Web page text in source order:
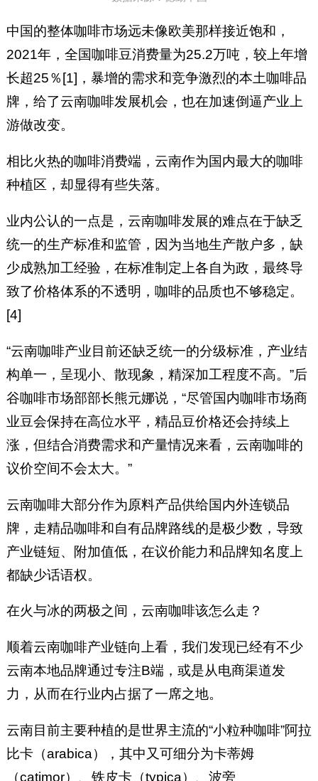
中国的整体咖啡市场远未像欧美那样接近饱和，
2021年，全国咖啡豆消费量为25.2万吨，较上年增
长超25％[1]，暴增的需求和竞争激烈的本土咖啡品
牌，给了云南咖啡发展机会，也在加速倒逼产业上
游做改变。
相比火热的咖啡消费端，云南作为国内最大的咖啡
种植区，却显得有些失落。
业内公认的一点是，云南咖啡发展的难点在于缺乏
统一的生产标准和监管，因为当地生产散户多，缺
少成熟加工经验，在标准制定上各自为政，最终导
致了价格体系的不透明，咖啡的品质也不够稳定。
[4]
“云南咖啡产业目前还缺乏统一的分级标准，产业结
构单一，呈现小、散现象，精深加工程度不高。”后
谷咖啡市场部部长熊元娜说，“尽管国内咖啡市场商
业豆会保持在高位水平，精品豆价格还会持续上
涨，但结合消费需求和产量情况来看，云南咖啡的
议价空间不会太大。”
云南咖啡大部分作为原料产品供给国内外连锁品
牌，走精品咖啡和自有品牌路线的是极少数，导致
产业链短、附加值低，在议价能力和品牌知名度上
都缺少话语权。
在火与冰的两极之间，云南咖啡该怎么走？
顺着云南咖啡产业链向上看，我们发现已经有不少
云南本地品牌通过专注B端，或是从电商渠道发
力，从而在行业内占据了一席之地。
云南目前主要种植的是世界主流的“小粒种咖啡”阿拉
比卡（arabica），其中又可细分为卡蒂姆
（catimor）、铁皮卡（typica）、波旁